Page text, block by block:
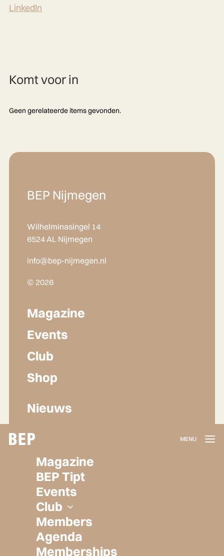
Magazine
BEP Tipt
Events
Club
Members
Agenda
Memberships
LinkedIn
Komt voor in
Geen gerelateerde items gevonden.
BEP Nijmegen
Wilhelminasingel 14
6524 AL Nijmegen
info@bep-nijmegen.nl
© 2026
Magazine
Events
Club
Shop
Nieuws
Lidmaatschap
Herroepen
Privacy policy
Algemene voorwaarden